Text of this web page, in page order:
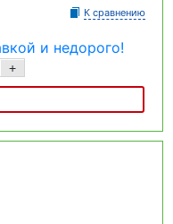
К сравнению
+